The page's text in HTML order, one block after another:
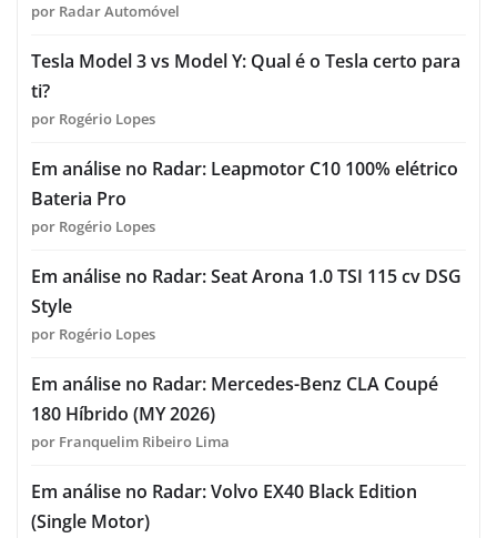
por Radar Automóvel
Tesla Model 3 vs Model Y: Qual é o Tesla certo para
ti?
por Rogério Lopes
Em análise no Radar: Leapmotor C10 100% elétrico
Bateria Pro
por Rogério Lopes
Em análise no Radar: Seat Arona 1.0 TSI 115 cv DSG
Style
por Rogério Lopes
Em análise no Radar: Mercedes-Benz CLA Coupé
180 Híbrido (MY 2026)
por Franquelim Ribeiro Lima
Em análise no Radar: Volvo EX40 Black Edition
(Single Motor)